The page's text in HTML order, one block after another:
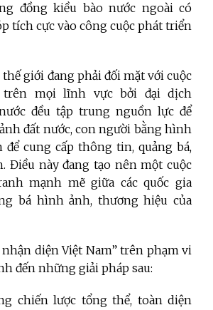
đồng kiều bào nước ngoài có
tích cực vào công cuộc phát triển
giới đang phải đối mặt với cuộc
trên mọi lĩnh vực bởi đại dịch
nước đều tập trung nguồn lực để
đất nước, con người bằng hình
cung cấp thông tin, quảng bá,
Điều này đang tạo nên một cuộc
mạnh mẽ giữa các quốc gia
bá hình ảnh, thương hiệu của
nhận diện Việt Nam” trên phạm vi
đến những giải pháp sau:
chiến lược tổng thể, toàn diện